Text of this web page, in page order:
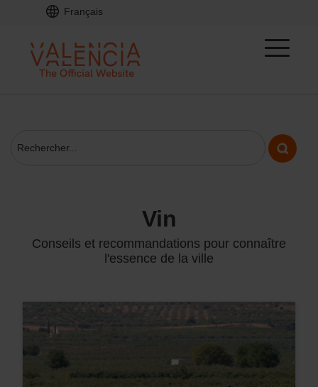
Français
vin
Conseils et recommandations pour connaître
l'essence de la ville